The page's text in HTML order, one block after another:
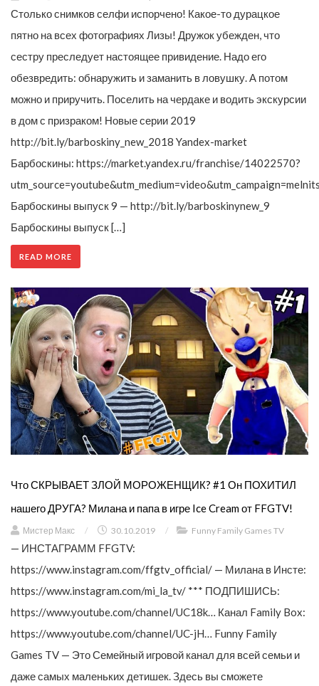
Столько снимков селфи испорчено! Какое-то дурацкое
пятно на всех фотографиях Лизы! Дружок убежден, что
сестру преследует настоящее привидение. Надо его
обезвредить: обнаружить и заманить в ловушку. А потом
можно и приручить. Поселить на чердаке и водить экскурсии
в дом с призраком! Новые серии 2019
http://bit.ly/barboskiny_new_2018 Yandex-market
Барбоскины: https://market.yandex.ru/franchise/14022570?
Барбоскины выпуск 9 — http://bit.ly/barboskinynew_9
Барбоскины выпуск […]
READ MORE
Что СКРЫВАЕТ ЗЛОЙ МОРОЖЕНЩИК? #1 Он ПОХИТИЛ
нашего ДРУГА? Милана и папа в игре Ice Cream от FFGTV!
Мистер Макс / 30.10.2019 / Funny Family Games TV
— ИНСТАГРАММ FFGTV:
https://www.instagram.com/ffgtv_official/ — Милана в Инсте:
https://www.instagram.com/mi_la_tv/ *** ПОДПИШИСЬ:
https://www.youtube.com/channel/UC18k… Канал Family Box:
https://www.youtube.com/channel/UC-jH… Funny Family
Games TV — Это Семейный игровой канал для всей семьи и
даже самых маленьких детишек. Здесь вы сможете